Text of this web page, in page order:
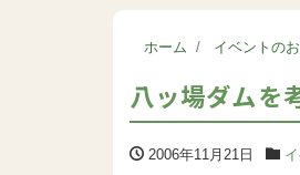
ホーム イベントの
八ッ場ダムを
2006年11月21日